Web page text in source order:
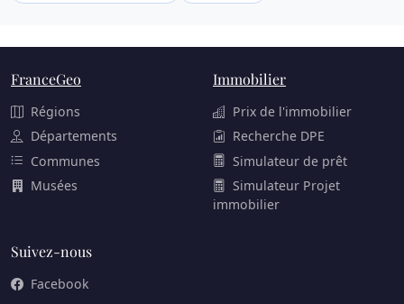
FranceGeo
Régions
Départements
Communes
Musées
Immobilier
Prix de l'immobilier
Recherche DPE
Simulateur de prêt
Simulateur Projet
immobilier
Suivez-nous
Facebook